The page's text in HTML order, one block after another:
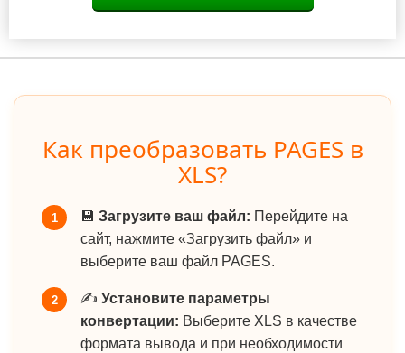
Как преобразовать PAGES в
XLS?
1 💾 Загрузите ваш файл: Перейдите на
сайт, нажмите «Загрузить файл» и
выберите ваш файл PAGES.
2 ✍️ Установите параметры
конвертации: Выберите XLS в качестве
формата вывода и при необходимости